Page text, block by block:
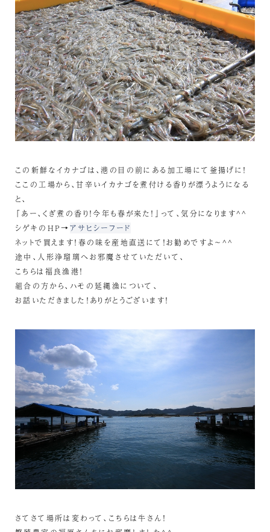
この新鮮なイカナゴは、港の目の前にある加工場にて釜揚げに！
ここの工場から、甘辛いイカナゴを煮付ける香りが漂うようになる
と、
「あー、くぎ煮の香り！今年も春が来た！」って、気分になります^^
シゲキのHP→アサヒシーフード
ネットで買えます！春の味を産地直送にて！お勧めですよ～^^
途中、人形浄瑠璃へお邪魔させていただいて、
こちらは福良漁港！
組合の方から、ハモの延縄漁について、
お話いただきました！ありがとうございます！
さてさて場所は変わって、こちらは牛さん！